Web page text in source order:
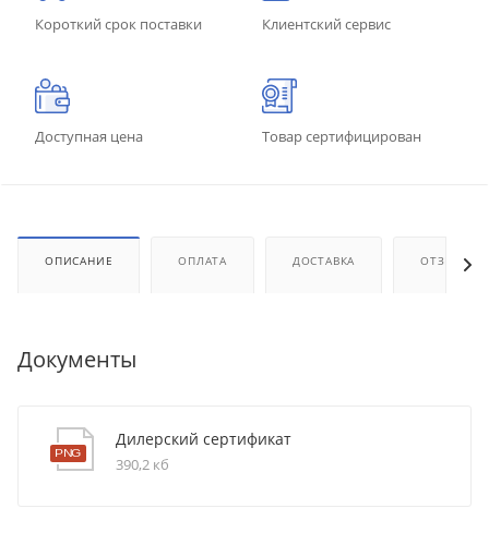
Короткий срок поставки Клиентский сервис
Доступная цена Товар сертифицирован
ОПИСАНИЕ ОПЛАТА ДОСТАВКА ОТЗЫВЫ
Документы
Дилерский сертификат
390,2 кб